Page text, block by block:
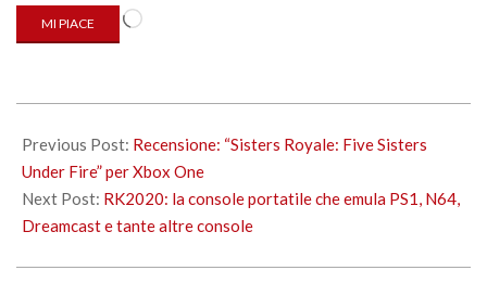
MI PIACE
Caricamento
07-
31
Previous Post: Recensione: “Sisters Royale: Five Sisters
Under Fire” per Xbox One
Next Post: RK2020: la console portatile che emula PS1, N64,
Dreamcast e tante altre console